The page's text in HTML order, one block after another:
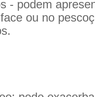
- podem
ou no